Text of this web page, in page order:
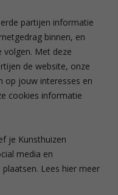
partijen informatie
binnen, en
Met deze
de website, onze
op jouw interesses en
cookies informatie
je Kunsthuizen
media en
Lees hier meer